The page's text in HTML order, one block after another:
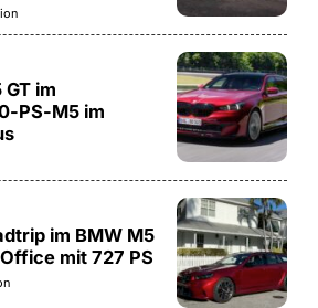
im
PS-M5 im
im BMW M5
mit 727 PS